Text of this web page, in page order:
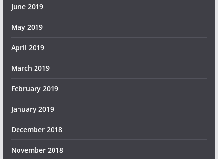
June 2019
May 2019
April 2019
March 2019
February 2019
January 2019
December 2018
November 2018